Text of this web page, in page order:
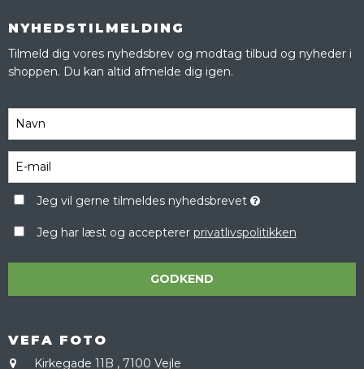
NYHEDSTILMELDING
Tilmeld dig vores nyhedsbrev og modtag tilbud og nyheder i
shoppen. Du kan altid afmelde dig igen.
Jeg vil gerne tilmeldes nyhedsbrevet
Jeg har læst og accepterer privatlivspolitikken
GODKEND
VEFA FOTO
Kirkegade 11B , 7100 Vejle